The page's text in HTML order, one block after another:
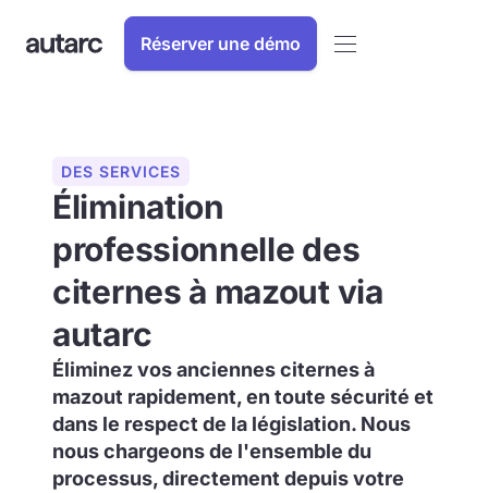
Réserver une démo
DES SERVICES
Élimination
professionnelle des
citernes à mazout via
autarc
Éliminez vos anciennes citernes à
mazout rapidement, en toute sécurité et
dans le respect de la législation. Nous
nous chargeons de l'ensemble du
processus, directement depuis votre